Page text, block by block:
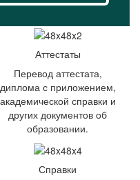
Аттестаты
Перевод аттестата,
диплома с приложением,
академической справки и
других документов об
образовании.
Справки